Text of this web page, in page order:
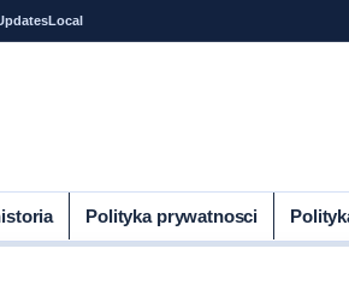
Local
Polityka prywatnosci